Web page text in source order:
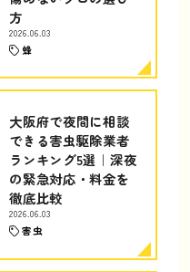
方
2026.06.03
蜂
大阪府で夜間に相談
できる害虫駆除業者
ランキング5選｜深夜
の緊急対応・料金を
徹底比較
2026.06.03
害虫